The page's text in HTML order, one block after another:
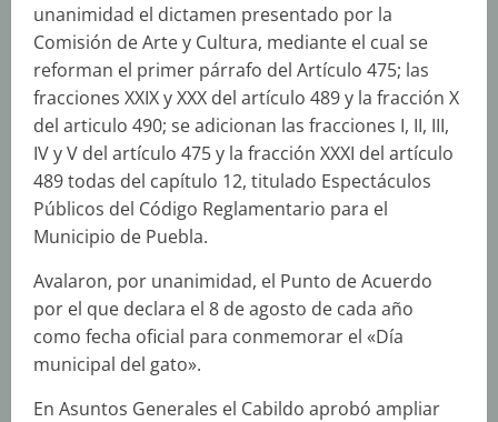
unanimidad el dictamen presentado por la
Comisión de Arte y Cultura, mediante el cual se
reforman el primer párrafo del Artículo 475; las
fracciones XXIX y XXX del artículo 489 y la fracción X
del articulo 490; se adicionan las fracciones I, II, III,
IV y V del artículo 475 y la fracción XXXI del artículo
489 todas del capítulo 12, titulado Espectáculos
Públicos del Código Reglamentario para el
Municipio de Puebla.
Avalaron, por unanimidad, el Punto de Acuerdo
por el que declara el 8 de agosto de cada año
como fecha oficial para conmemorar el «Día
municipal del gato».
En Asuntos Generales el Cabildo aprobó ampliar